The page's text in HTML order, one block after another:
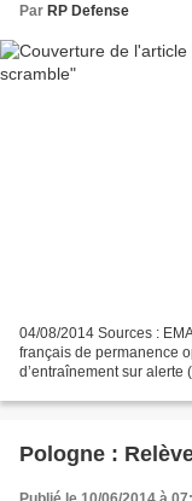
Par RP Defense
04/08/2014 Sources :
français de permanence
d’entraînement sur alerte
Pologne :